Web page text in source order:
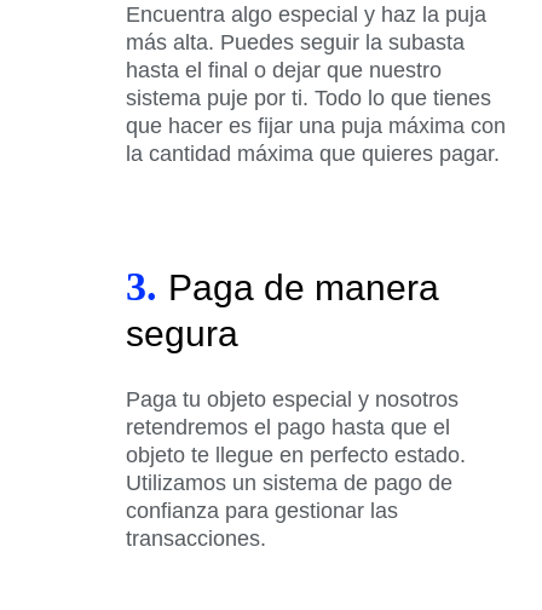
Encuentra algo especial y haz la puja
más alta. Puedes seguir la subasta
hasta el final o dejar que nuestro
sistema puje por ti. Todo lo que tienes
que hacer es fijar una puja máxima con
la cantidad máxima que quieres pagar.
3. Paga de manera
segura
Paga tu objeto especial y nosotros
retendremos el pago hasta que el
objeto te llegue en perfecto estado.
Utilizamos un sistema de pago de
confianza para gestionar las
transacciones.